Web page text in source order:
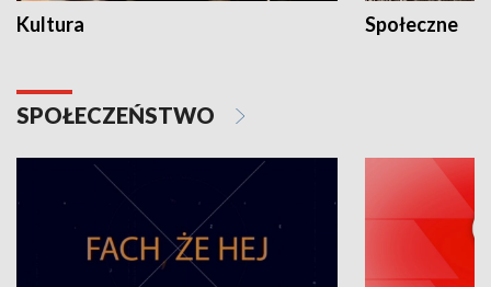
Kultura Społeczne
SPOŁECZEŃSTWO